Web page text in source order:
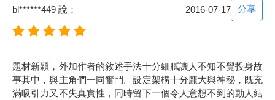
bl******449 說： 2016-07-17 分享
題材新穎，外加作者的敘述手法十分細膩讓人不知不覺投身故
事其中，與主角們一同奮鬥。設定架構十分龐大與神秘，既充
滿吸引力又不失真實性，同時留下一個令人意想不到的動人結